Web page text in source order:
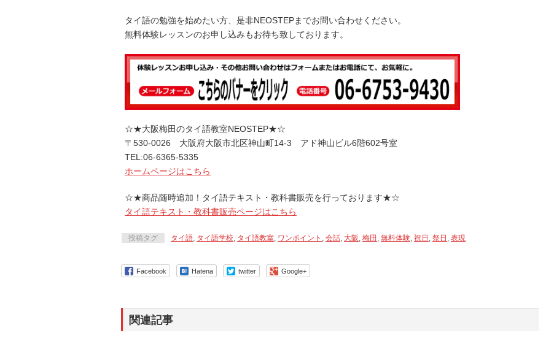
タイ語の勉強を始めたい方、是非NEOSTEPまでお問い合わせください。
無料体験レッスンのお申し込みもお待ち致しております。
☆★大阪梅田のタイ語教室NEOSTEP★☆
〒530-0026 大阪府大阪市北区神山町14-3 アド神山ビル6階602号室
TEL:06-6365-5335
ホームページはこちら
☆★商品随時追加！タイ語テキスト・教科書販売を行っております★☆
タイ語テキスト・教科書販売ページはこちら
投稿タグ タイ語, タイ語学校, タイ語教室, ワンポイント , 会話, 大阪 , 梅田 , 無料体験, 祝日 , 祭日 , 表現
Facebook Hatena twitter Google+
関連記事